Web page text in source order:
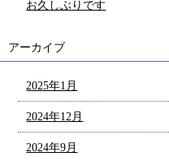
お久しぶりです
アーカイブ
2025年1月
2024年12月
2024年9月